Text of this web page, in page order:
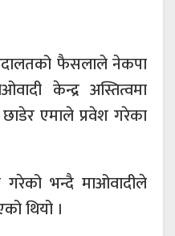
फैसलाले नेकपा
केन्द्र अस्तित्वमा
एमाले प्रवेश गरेका
गरेको भन्दै माओवादीले
थियो ।